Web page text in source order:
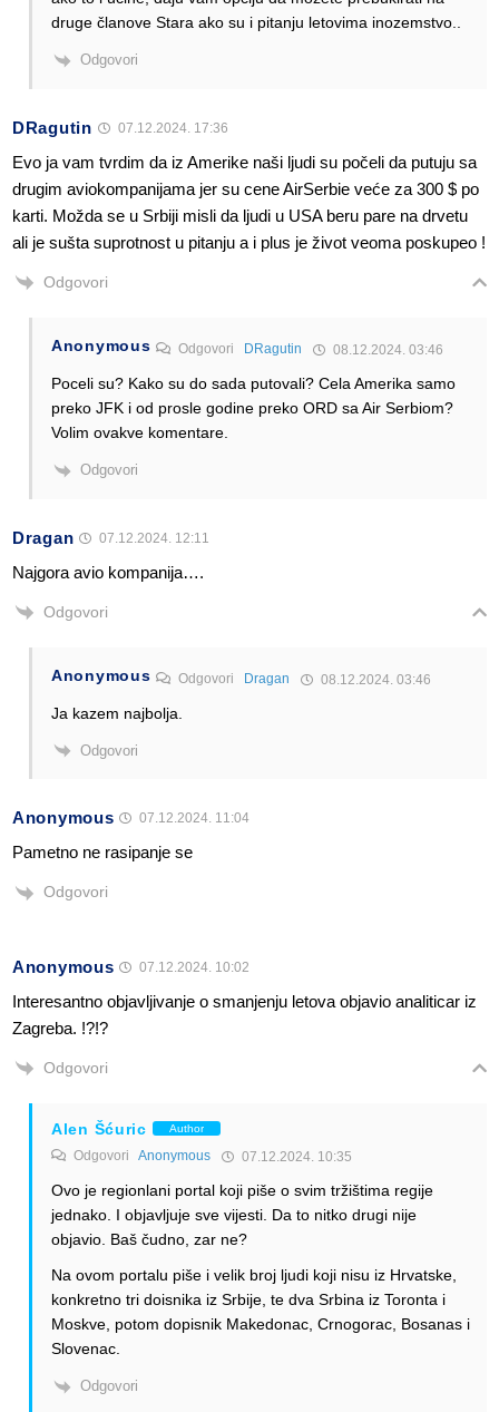
druge članove Stara ako su i pitanju letovima inozemstvo..
Odgovori
DRagutin 07.12.2024. 17:36
Evo ja vam tvrdim da iz Amerike naši ljudi su počeli da putuju sa
drugim aviokompanijama jer su cene AirSerbie veće za 300 $ po
karti. Možda se u Srbiji misli da ljudi u USA beru pare na drvetu
ali je sušta suprotnost u pitanju a i plus je život veoma poskupeo !
Odgovori
Anonymous Odgovori DRagutin 08.12.2024. 03:46
Poceli su? Kako su do sada putovali? Cela Amerika samo
preko JFK i od prosle godine preko ORD sa Air Serbiom?
Volim ovakve komentare.
Odgovori
Dragan 07.12.2024. 12:11
Najgora avio kompanija….
Odgovori
Anonymous Odgovori Dragan 08.12.2024. 03:46
Ja kazem najbolja.
Odgovori
Anonymous 07.12.2024. 11:04
Pametno ne rasipanje se
Odgovori
Anonymous 07.12.2024. 10:02
Interesantno objavljivanje o smanjenju letova objavio analiticar iz
Zagreba. !?!?
Odgovori
Alen Šćuric Author
Odgovori Anonymous 07.12.2024. 10:35
Ovo je regionlani portal koji piše o svim tržištima regije
jednako. I objavljuje sve vijesti. Da to nitko drugi nije
objavio. Baš čudno, zar ne?
Na ovom portalu piše i velik broj ljudi koji nisu iz Hrvatske,
konkretno tri doisnika iz Srbije, te dva Srbina iz Toronta i
Moskve, potom dopisnik Makedonac, Crnogorac, Bosanas i
Slovenac.
Odgovori